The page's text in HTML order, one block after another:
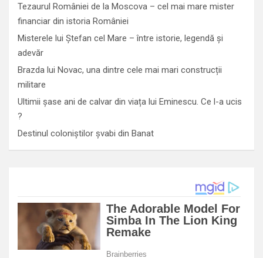
Tezaurul României de la Moscova – cel mai mare mister
financiar din istoria României
Misterele lui Ștefan cel Mare – între istorie, legendă și
adevăr
Brazda lui Novac, una dintre cele mai mari construcții
militare
Ultimii șase ani de calvar din viața lui Eminescu. Ce l-a ucis
?
Destinul coloniștilor șvabi din Banat